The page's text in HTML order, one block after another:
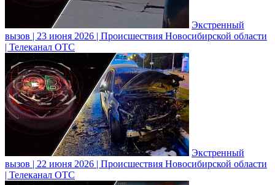
Экстренный
вызов | 23 июня 2026 | Происшествия Новосибирской области
| Телеканал ОТС
Экстренный
вызов | 22 июня 2026 | Происшествия Новосибирской области
| Телеканал ОТС